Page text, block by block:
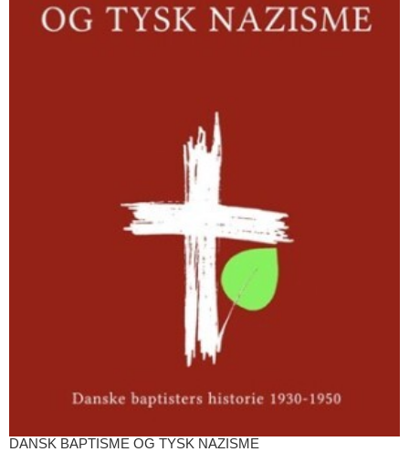
DANSK BAPTISME OG TYSK NAZISME